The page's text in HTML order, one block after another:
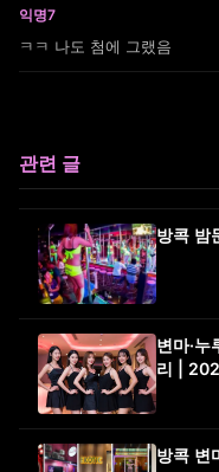
익명7
ㅋㅋ 나도 첨에 그랬음
관련 글
방콕 밤
변마·누
리 |
방콕 변